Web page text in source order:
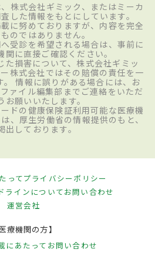
株式会社ギミック、またはミーカ
した情報をもとにしています。
に努めておりますが、内容を完全
のではありません。
受診を希望される場合は、事前に
に直接ご確認ください。
た損害について、株式会社ギミッ
株式会社ではその賠償の責任を一
情報に誤りがある場合には、お
ァイル編集部までご連絡をいただ
お願いいたします。
ドの健康保険証利用可能な医療機
、厚生労働省の情報提供のもと、
出しております。
ってプライバシーポリシー
ラインについてお問い合わせ
運営会社
医療機関の方】
にあたって お問い合わせ